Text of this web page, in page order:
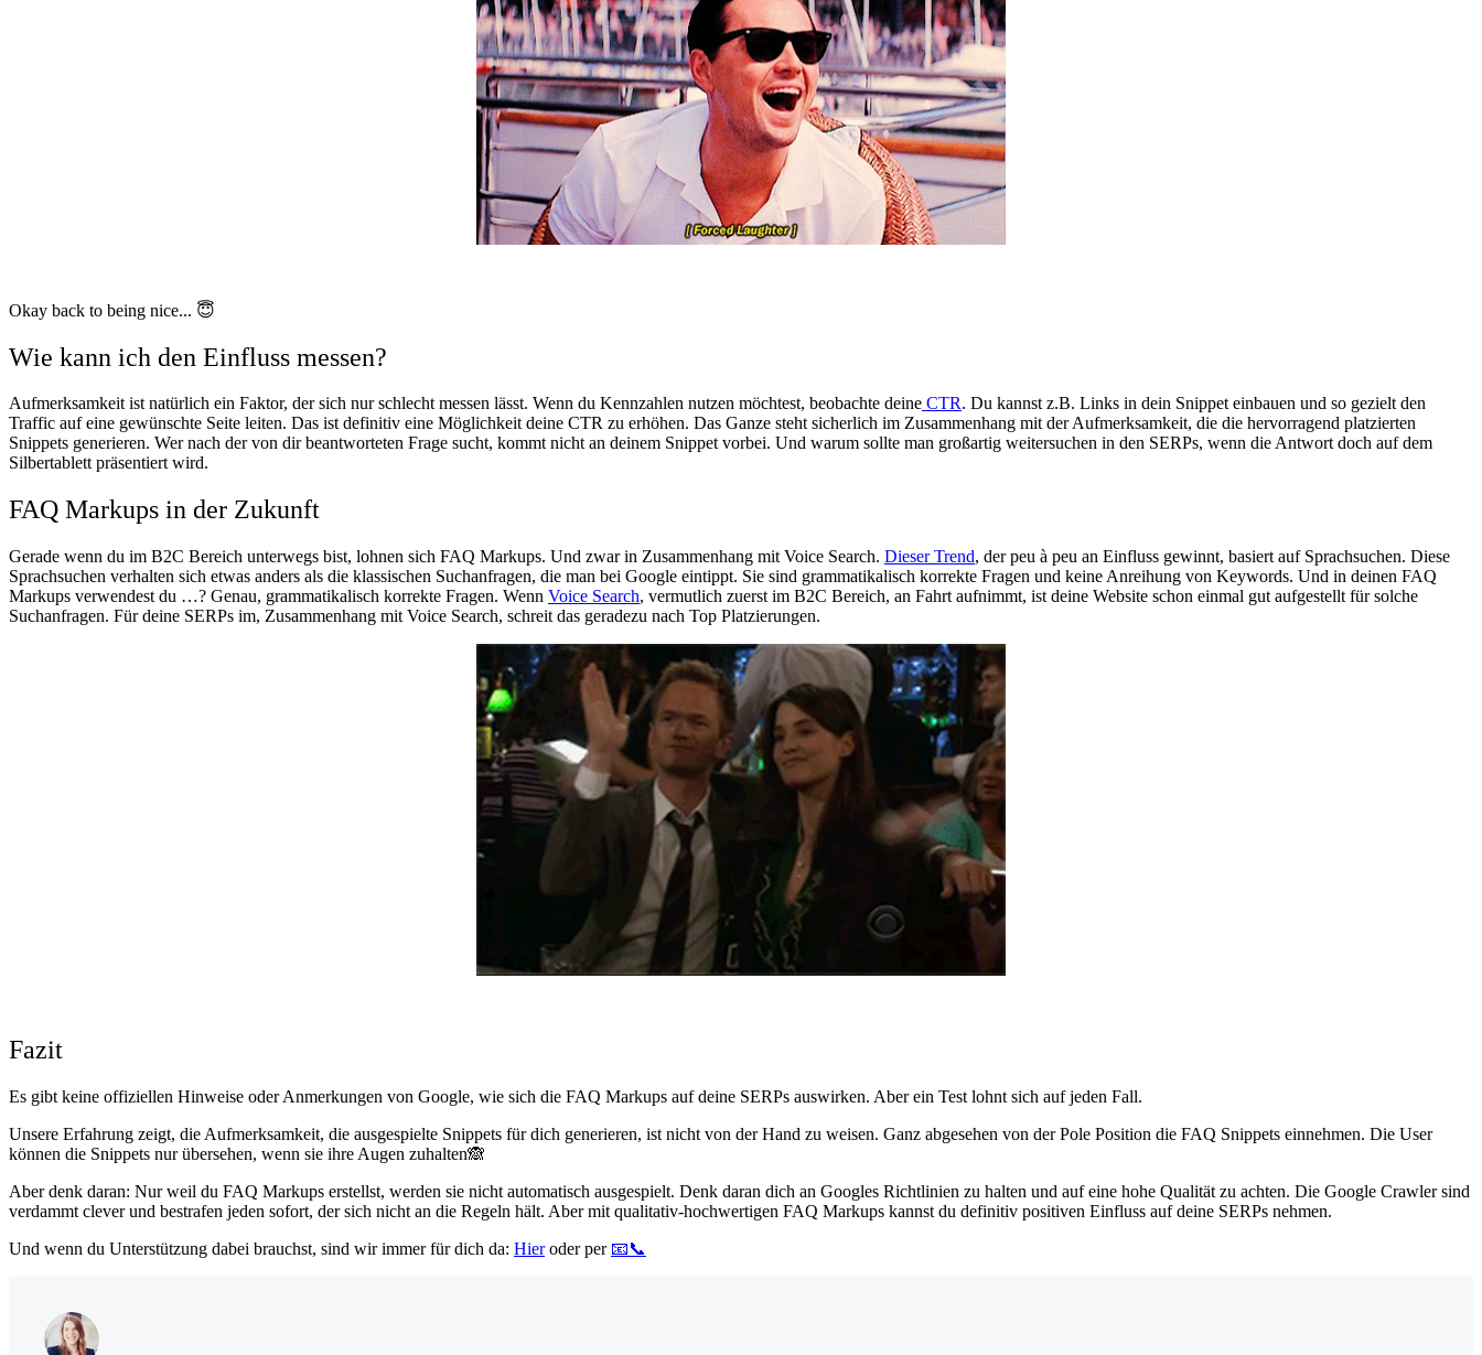
Okay back to being nice... 😇
Wie kann ich den Einfluss messen?
Aufmerksamkeit ist natürlich ein Faktor, der sich nur schlecht messen lässt. Wenn du Kennzahlen nutzen möchtest, beobachte deine CTR. Du kannst z.B. Links in dein Snippet einbauen und so gezielt den
Traffic auf eine gewünschte Seite leiten. Das ist definitiv eine Möglichkeit deine CTR zu erhöhen. Das Ganze steht sicherlich im Zusammenhang mit der Aufmerksamkeit, die die hervorragend platzierten
Snippets generieren. Wer nach der von dir beantworteten Frage sucht, kommt nicht an deinem Snippet vorbei. Und warum sollte man großartig weitersuchen in den SERPs, wenn die Antwort doch auf dem
Silbertablett präsentiert wird.
FAQ Markups in der Zukunft
Gerade wenn du im B2C Bereich unterwegs bist, lohnen sich FAQ Markups. Und zwar in Zusammenhang mit Voice Search. Dieser Trend, der peu à peu an Einfluss gewinnt, basiert auf Sprachsuchen. Diese
Sprachsuchen verhalten sich etwas anders als die klassischen Suchanfragen, die man bei Google eintippt. Sie sind grammatikalisch korrekte Fragen und keine Anreihung von Keywords. Und in deinen FAQ
Markups verwendest du …? Genau, grammatikalisch korrekte Fragen. Wenn Voice Search, vermutlich zuerst im B2C Bereich, an Fahrt aufnimmt, ist deine Website schon einmal gut aufgestellt für solche
Suchanfragen. Für deine SERPs im, Zusammenhang mit Voice Search, schreit das geradezu nach Top Platzierungen.
Fazit
Es gibt keine offiziellen Hinweise oder Anmerkungen von Google, wie sich die FAQ Markups auf deine SERPs auswirken. Aber ein Test lohnt sich auf jeden Fall.
Unsere Erfahrung zeigt, die Aufmerksamkeit, die ausgespielte Snippets für dich generieren, ist nicht von der Hand zu weisen. Ganz abgesehen von der Pole Position die FAQ Snippets einnehmen. Die User
können die Snippets nur übersehen, wenn sie ihre Augen zuhalten🙈
Aber denk daran: Nur weil du FAQ Markups erstellst, werden sie nicht automatisch ausgespielt. Denk daran dich an Googles Richtlinien zu halten und auf eine hohe Qualität zu achten. Die Google Crawler sind
verdammt clever und bestrafen jeden sofort, der sich nicht an die Regeln hält. Aber mit qualitativ-hochwertigen FAQ Markups kannst du definitiv positiven Einfluss auf deine SERPs nehmen.
Und wenn du Unterstützung dabei brauchst, sind wir immer für dich da: Hieroder per 📧📞